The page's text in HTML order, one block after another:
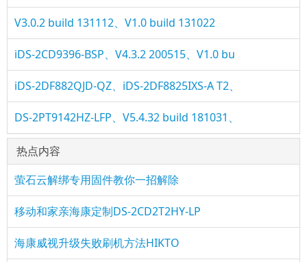
V3.0.2 build 131112、V1.0 build 131022
iDS-2CD9396-BSP、V4.3.2 200515、V1.0 bu
iDS-2DF882QJD-QZ、iDS-2DF8825IXS-A T2、
DS-2PT9142HZ-LFP、V5.4.32 build 181031、
热点内容
萤石云解绑专用固件教你一招解除
移动和家亲海康定制DS-2CD2T2HY-LP
海康威视升级失败刷机方法HIKTO